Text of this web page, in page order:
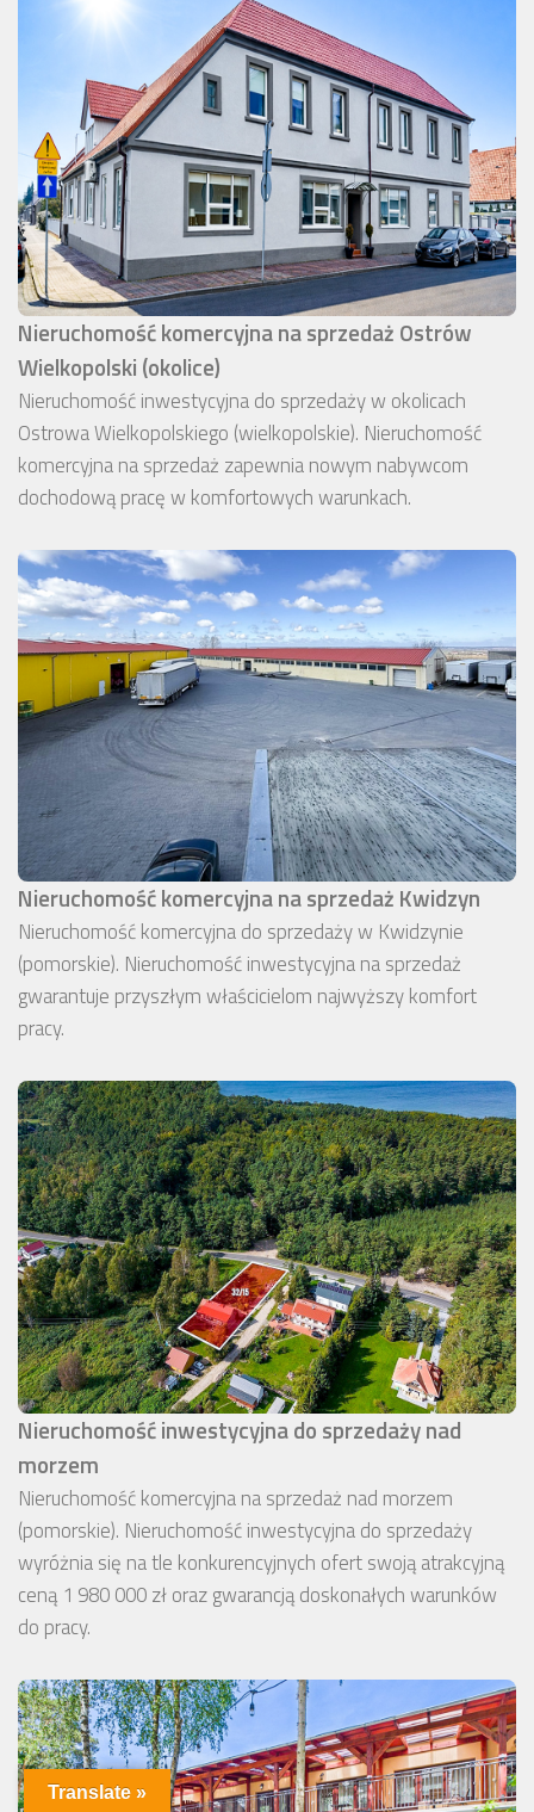
Nieruchomość komercyjna na sprzedaż Ostrów
Wielkopolski (okolice)
Nieruchomość inwestycyjna do sprzedaży w okolicach
Ostrowa Wielkopolskiego (wielkopolskie). Nieruchomość
komercyjna na sprzedaż zapewnia nowym nabywcom
dochodową pracę w komfortowych warunkach.
Nieruchomość komercyjna na sprzedaż Kwidzyn
Nieruchomość komercyjna do sprzedaży w Kwidzynie
(pomorskie). Nieruchomość inwestycyjna na sprzedaż
gwarantuje przyszłym właścicielom najwyższy komfort
pracy.
Nieruchomość inwestycyjna do sprzedaży nad
morzem
Nieruchomość komercyjna na sprzedaż nad morzem
(pomorskie). Nieruchomość inwestycyjna do sprzedaży
wyróżnia się na tle konkurencyjnych ofert swoją atrakcyjną
ceną 1 980 000 zł oraz gwarancją doskonałych warunków
do pracy.
Translate »